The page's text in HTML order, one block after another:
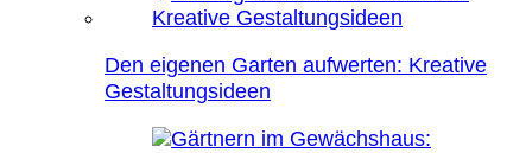
Den eigenen Garten aufwerten: Kreative
Gestaltungsideen